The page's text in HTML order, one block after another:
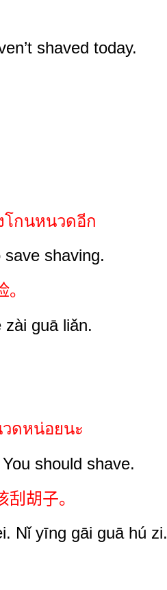
shaved today.
โกนหนวดอีก
shaving.
guā liǎn.
ดหน่อยนะ
You should shave.
胡子。
Nǐ yīng gāi guā hú zi.